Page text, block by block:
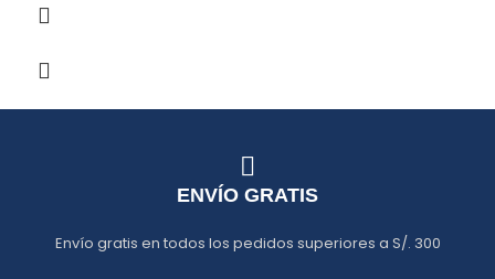
ENVÍO GRATIS
Envío gratis en todos los pedidos superiores a S/. 300